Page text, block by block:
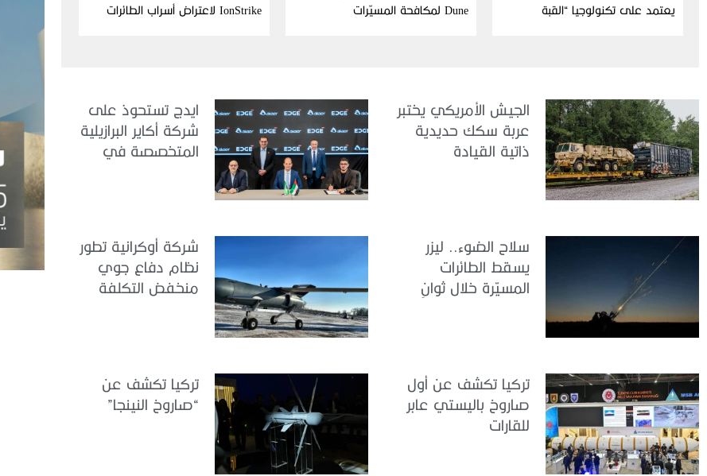
يعتمد على تكنولوجيا “القبة
Dune لمكافحة المسيّرات
IonStrike لاعتراض أسراب الطائرات
الجيش الأمريكي يختبر
عربة سكك حديدية
ذاتية القيادة
ايدج تستحوذ على
شركة أكاير البرازيلية
المتخصصة في
سلاح الضوء.. ليزر
يسقط الطائرات
المسيّرة خلال ثوانٍ
شركة أوكرانية تطور
نظام دفاع جوي
منخفض التكلفة
تركيا تكشف عن أول
صاروخ باليستي عابر
للقارات
تركيا تكشف عن
“صاروخ النينجا”